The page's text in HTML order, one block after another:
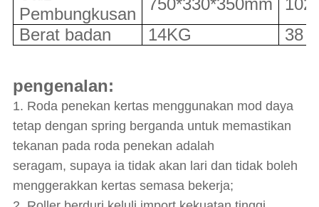
Pembungkusan
Berat badan
14KG 38
pengenalan:
1. Roda penekan kertas menggunakan mod daya
tetap dengan spring berganda untuk memastikan
tekanan pada roda penekan adalah
seragam, supaya ia tidak akan lari dan tidak boleh
menggerakkan kertas semasa bekerja;